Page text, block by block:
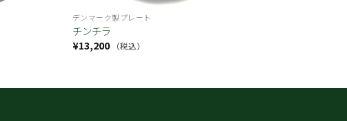
デンマーク製プレート
チンチラ
¥13,200 （税込）